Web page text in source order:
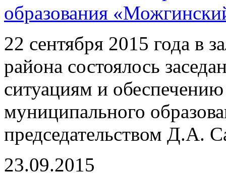
образования
22 сентября 2015 года в
района состоялось
ситуациям и
муниципального
председательством Д.А.
23.09.2015